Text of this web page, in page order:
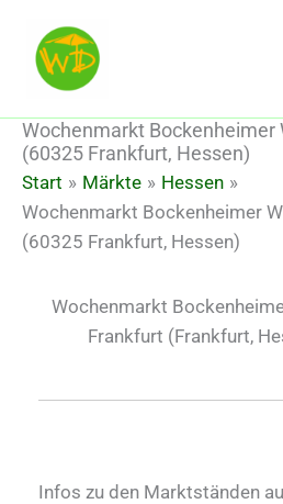
Inhalt
springen
Wochenmarkt Bockenheimer
(60325 Frankfurt, Hessen)
Start Märkte
Hessen
Wochenmarkt Bockenheimer
(60325 Frankfurt, Hessen)
Wochenmarkt
Frankfurt (Frankfurt,
Infos zu den Marktständen